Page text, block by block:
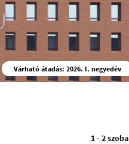
Várható átadás: 2026. I. negyedév
1 - 2 szoba